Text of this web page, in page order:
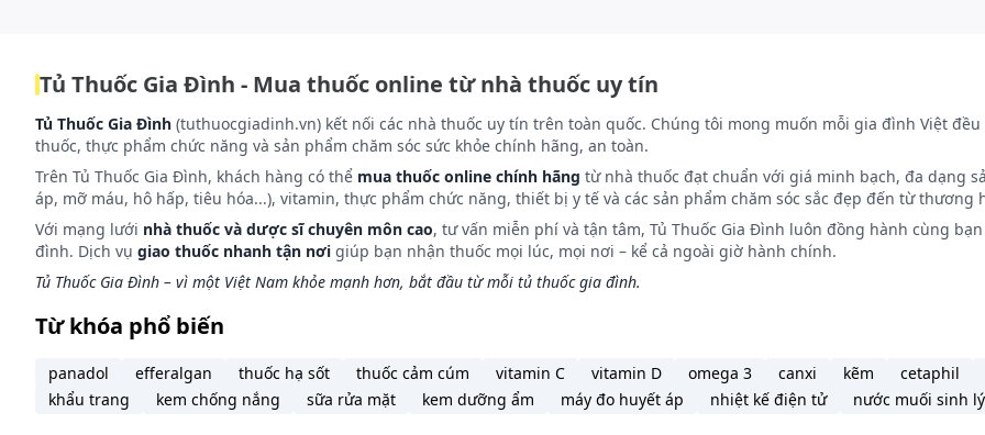
Vi khuẩn gram dương:
Staphylococcus aureus (nhạy cảm với methicillin); Streptococcus pyogenes
(liên cầu tan
nhóm A); liên cầu tan huyết α (nhóm viridans);Streptococcus(Diplococcus)pneumoniae; Streptococcus
Listeria Monocytogenes.
Vi khuẩn gram âm:Haemophilus influenzae, Haemophilus parainfluenzae, Moraxella(Branhamella)Catarrhalis,
Gonorrhoeae, Legionella Pneumophila, Bordetella Pertussis, Helicobacter Pylori, Campylobacter Jejuni.
Mycoplasma:Mycoplasma pneumoniae; Ureaplasma urealyticum.
Những vi sinh vật khác:
Chlamydia trachomatis; Mycobacterium avium; Mycobacterium leprae; Mycobacterium
Mycobacterium chelonae; Mycobacterium fortuitum; Mycobacterium Intracellularis, Chlamydia pneumoniae.
Vi khuẩn Gram dương kỵ khí:
Vi khuẩn Gram âm kỵ khí:
Xoắn khuẩn:Borrelia bursdorferi, Treponema pallidum.
Campylobacter:Campylobacter jejuni.
Tủ Thuốc Gia Đình - Mua thuốc online từ nhà thuốc uy tín
Tủ Thuốc Gia Đình (tuthuocgiadinh.vn) kết nối các nhà thuốc uy tín trên toàn quốc. Chúng tôi mong muốn mỗi gia đình Việt
thuốc, thực phẩm chức năng và sản phẩm chăm sóc sức khỏe chính hãng, an toàn.
Trên Tủ Thuốc Gia Đình, khách hàng có thể mua thuốc online chính hãng từ nhà thuốc đạt chuẩn với giá minh bạch, đa dạng
áp, mỡ máu, hô hấp, tiêu hóa...), vitamin, thực phẩm chức năng, thiết bị y tế và các sản phẩm chăm sóc sắc đẹp đến từ
Với mạng lưới nhà thuốc và dược sĩ chuyên môn cao, tư vấn miễn phí và tận tâm, Tủ Thuốc Gia Đình luôn đồng hành cùng
đình. Dịch vụ giao thuốc nhanh tận nơi giúp bạn nhận thuốc mọi lúc, mọi nơi – kể cả ngoài giờ hành chính.
Tủ Thuốc Gia Đình – vì một Việt Nam khỏe mạnh hơn, bắt đầu từ mỗi tủ thuốc gia đình.
Từ khóa phổ biến
panadol efferalgan thuốc hạ sốt thuốc cảm cúm vitamin C vitamin D omega 3 canxi kẽm cetaphil
khẩu trang
kem chống nắng sữa rửa mặt kem dưỡng ẩm máy đo huyết áp nhiệt kế điện tử nước muối sinh lý